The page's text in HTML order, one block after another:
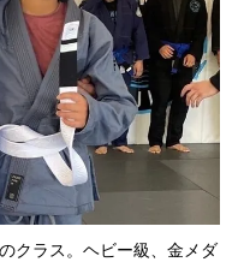
クラス。ヘビー級、金メダ